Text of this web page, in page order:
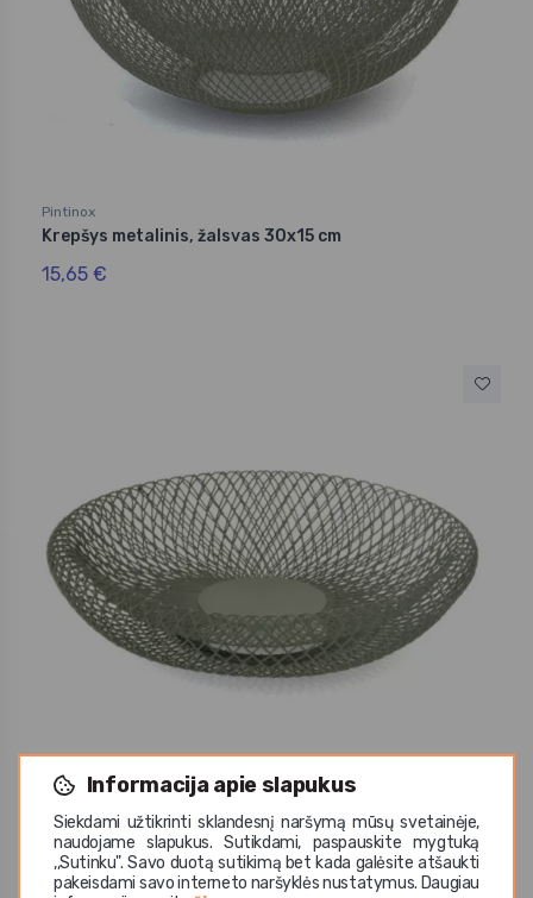
Informacija apie slapukus
Siekdami užtikrinti sklandesnį naršymą mūsų svetainėje,
naudojame slapukus. Sutikdami, paspauskite mygtuką
,,Sutinku". Savo duotą sutikimą bet kada galėsite atšaukti
pakeisdami savo interneto naršyklės nustatymus. Daugiau
Pintinox
Krepšys metalinis, žalsvas 30x15 cm
15,65 €
Pintinox
Krepšys metalinis, žalsvas 27x9 cm
12,50 €